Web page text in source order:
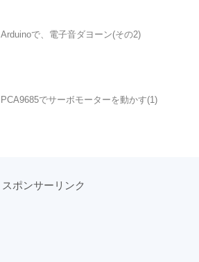
Arduinoで、電子音ダヨーン(その2)
PCA9685でサーボモーターを動かす(1)
スポンサーリンク